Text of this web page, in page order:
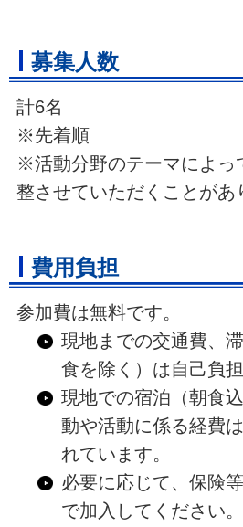
募集人数
計6名
※先着順
※活動分野のテーマによっ
整させていただくことがあ
費用負担
参加費は無料です。
現地までの交通費、
食を除く）は自己負
現地での宿泊（朝食
動や活動に係る経費
れています。
必要に応じて、保険
で加入してください。